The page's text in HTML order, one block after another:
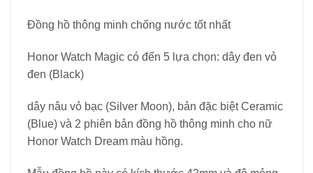
Đồng hồ thông minh chống nước tốt nhất
Honor Watch Magic có đến 5 lựa chọn: dây đen vỏ
đen (Black)
dây nâu vỏ bạc (Silver Moon), bản đặc biệt Ceramic
(Blue) và 2 phiên bản đồng hồ thông minh cho nữ
Honor Watch Dream màu hồng.